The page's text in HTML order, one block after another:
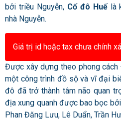
bởi triều Nguyễn, Cố đô Huếlà
nhà Nguyễn.
Giá trị id hoặc tax chưa chính
Được xây dựng theo phong cách
một công trình đồ sộ và vĩ đại
đô đã trở thành tâm não quan
địa xung quanh được bao bọc
Phan Đăng Lưu, Lê Duẩn, Trần